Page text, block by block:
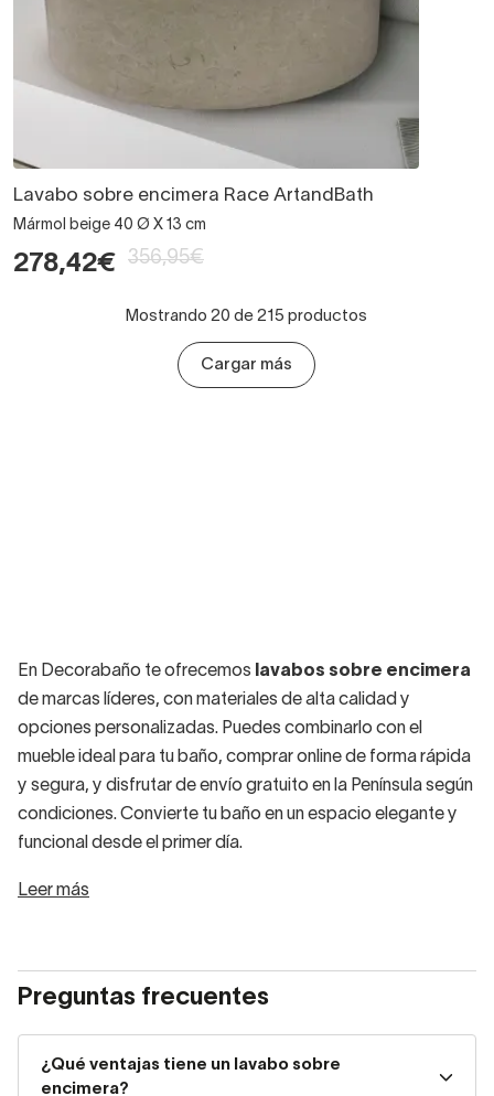
Lavabo sobre encimera Race ArtandBath
Mármol beige 40 Ø X 13 cm
278,42€ 356,95€
Mostrando 20 de 215 productos
Cargar más
En Decorabaño te ofrecemos
lavabos sobre encimera
de marcas líderes, con materiales de alta calidad y
opciones personalizadas. Puedes combinarlo con el
mueble ideal para tu baño, comprar online de forma rápida
y segura, y disfrutar de envío gratuito en la Península según
condiciones. Convierte tu baño en un espacio elegante y
funcional desde el primer día.
Por qué elegir un lavabo sobre
Loslavabos sobre encimerason la opción ideal para
Leer más
Preguntas frecuentes
¿Qué ventajas tiene un lavabo sobre
encimera?